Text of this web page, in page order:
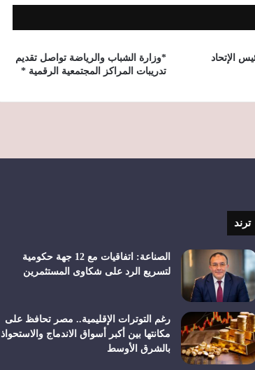
فورست يتحرك
بقيادة الفريق الرديف لبايرن ميونخ
الإتحاد
*وزارة الشباب والرياضة تواصل تقديم
تدريبات المراكز المجتمعية الرقمية *
ترند
الصناعة: اتفاقيات مع 12 جهة حكومية
لتسريع الرد على شكاوى المستثمرين
رغم التوترات الإقليمية.. مصر تحافظ على
مكانتها بين أكبر أسواق الاندماج والاستحواذ
بالشرق الأوسط